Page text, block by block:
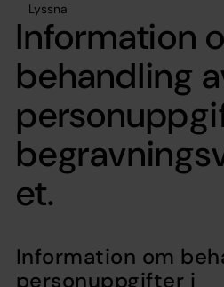
Lyssna
Information
behandling
et.
Information om
personuppgifter i